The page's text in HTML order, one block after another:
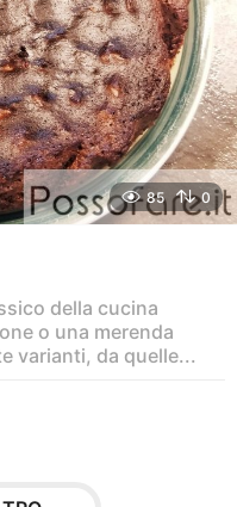
85 0
della cucina
o una merenda
varianti, da quelle...